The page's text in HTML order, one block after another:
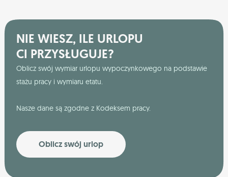
NIE WIESZ, ILE URLOPU
CI PRZYSŁUGUJE?
Oblicz swój wymiar urlopu wypoczynkowego na podstawie
stażu pracy i wymiaru etatu.
Nasze dane są zgodne z Kodeksem pracy.
Oblicz swój urlop